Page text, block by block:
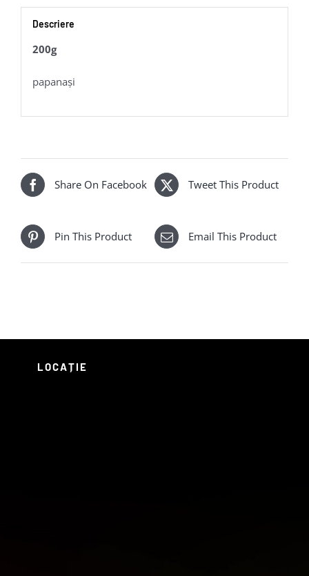
Descriere
200g
papanași
Share On Facebook Tweet This Product
Pin This Product Email This Product
LOCAȚIE